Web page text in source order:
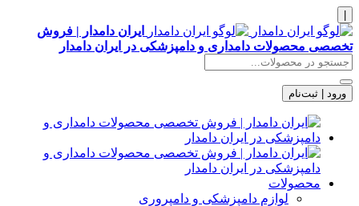
ایران دامدار | فروش
تخصصی محصولات دامداری و دامپزشکی در ایران دامدار
ورود | ثبت‌نام
محصولات
لوازم دامپزشکی و دامپروری